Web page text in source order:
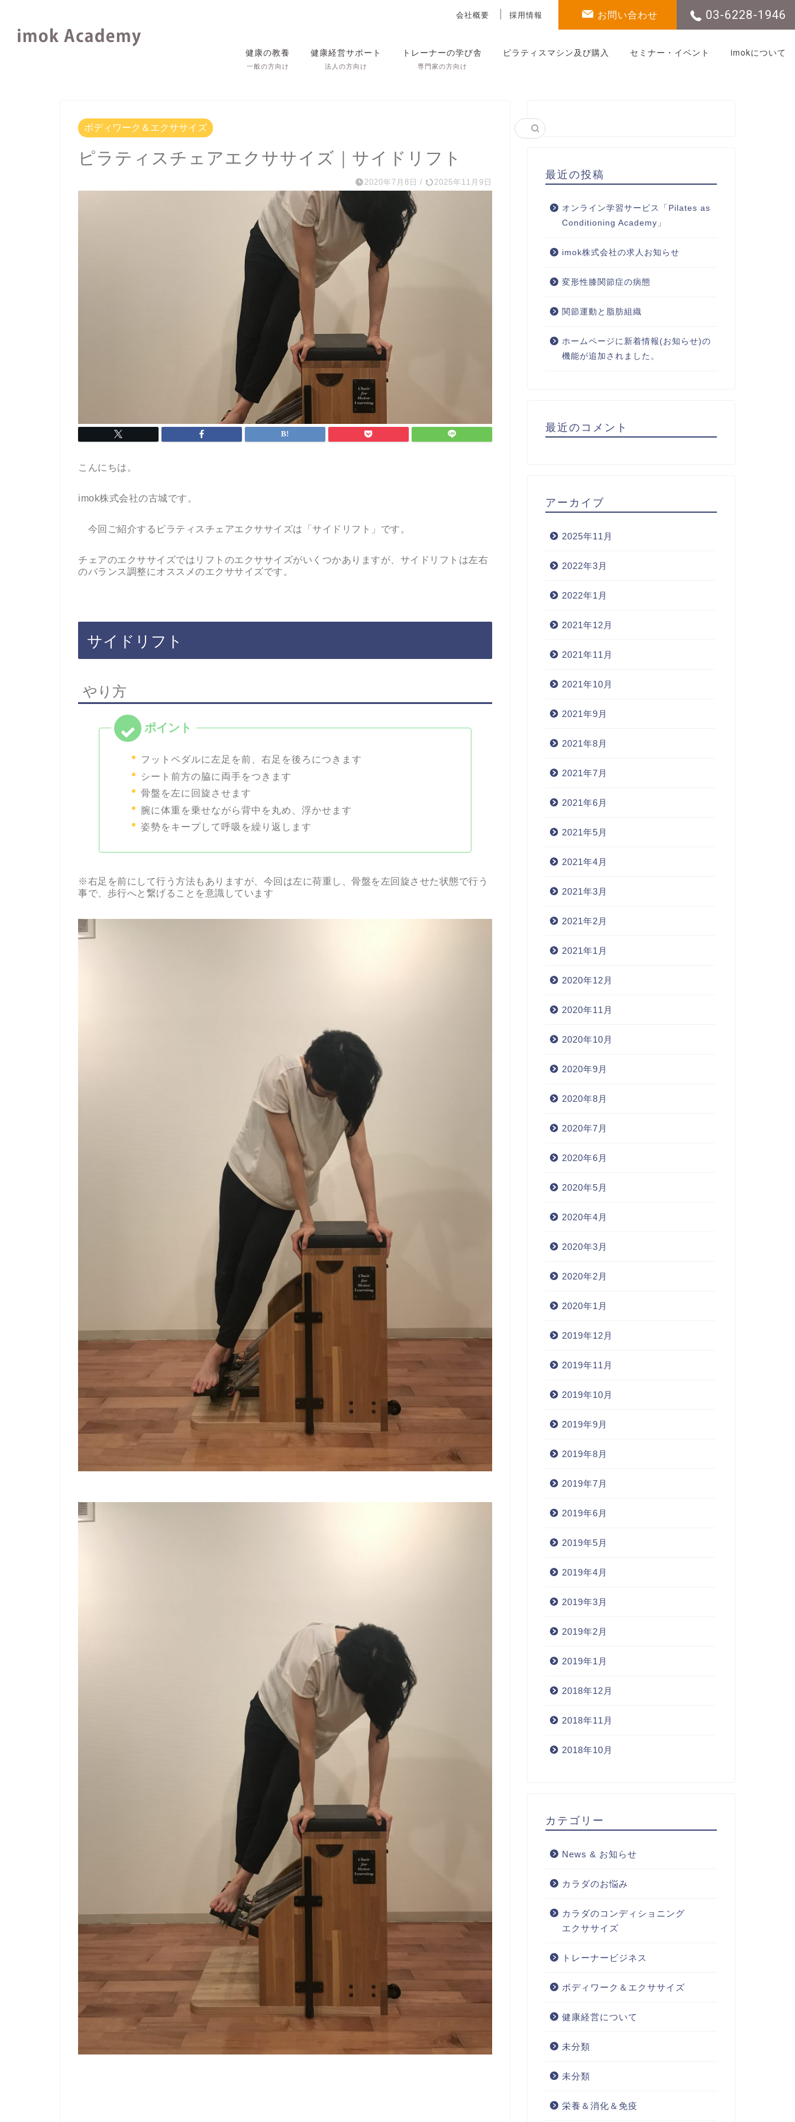
健康の教養
一般の方向け
健康経営サポート
法人の方向け
トレーナーの学び舎
専門家の方向け
ピラティスマシン及び購入 セミナー・イベント imokについて
会社概要 採用情報 お問い合わせ 03-6228-1946
ボディワーク＆エクササイズ
ピラティスチェアエクササイズ｜サイドリフト
2020年7月8日 / 2025年11月9日
こんにちは。
imok株式会社の古城です。
今回ご紹介するピラティスチェアエクササイズは「サイドリフト」です。
チェアのエクササイズではリフトのエクササイズがいくつかありますが、サイドリフトは左右
のバランス調整にオススメのエクササイズです。
サイドリフト
やり方
フットペダルに左足を前、右足を後ろにつきます
シート前方の脇に両手をつきます
骨盤を左に回旋させます
腕に体重を乗せながら背中を丸め、浮かせます
姿勢をキープして呼吸を繰り返します
※右足を前にして行う方法もありますが、今回は左に荷重し、骨盤を左回旋させた状態で行う
事で、歩行へと繋げることを意識しています
最近の投稿
オンライン学習サービス「Pilates as
Conditioning Academy」
imok株式会社の求人お知らせ
変形性膝関節症の病態
関節運動と脂肪組織
ホームページに新着情報(お知らせ)の
機能が追加されました。
最近のコメント
アーカイブ
2025年11月
2022年3月
2022年1月
2021年12月
2021年11月
2021年10月
2021年9月
2021年8月
2021年7月
2021年6月
2021年5月
2021年4月
2021年3月
2021年2月
2021年1月
2020年12月
2020年11月
2020年10月
2020年9月
2020年8月
2020年7月
2020年6月
2020年5月
2020年4月
2020年3月
2020年2月
2020年1月
2019年12月
2019年11月
2019年10月
2019年9月
2019年8月
2019年7月
2019年6月
2019年5月
2019年4月
2019年3月
2019年2月
2019年1月
2018年12月
2018年11月
2018年10月
カテゴリー
News & お知らせ
カラダのお悩み
カラダのコンディショニング
エクササイズ
トレーナービジネス
ボディワーク＆エクササイズ
健康経営について
未分類
未分類
栄養＆消化＆免疫